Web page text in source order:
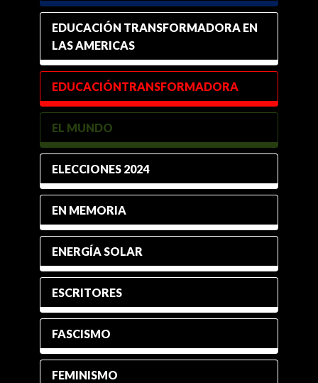
EDUCACIÓN TRANSFORMADORA EN
LAS AMERICAS
EDUCACIÓNTRANSFORMADORA
EL MUNDO
ELECCIONES 2024
EN MEMORIA
ENERGÍA SOLAR
ESCRITORES
FASCISMO
FEMINISMO